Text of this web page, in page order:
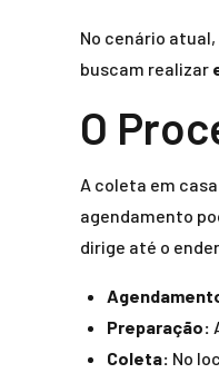
No cenário
buscam realizar
O
A coleta em
agendamento
dirige até o
Preparação:
Coleta: No